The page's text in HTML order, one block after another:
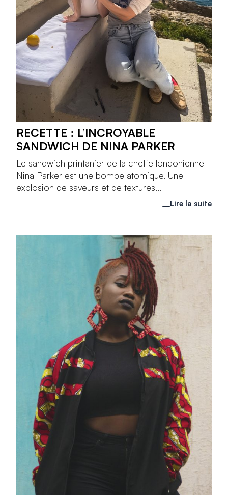
RECETTE : L’INCROYABLE
SANDWICH DE NINA PARKER
Le sandwich printanier de la cheffe londonienne
Nina Parker est une bombe atomique. Une
explosion de saveurs et de textures...
Lire la suite